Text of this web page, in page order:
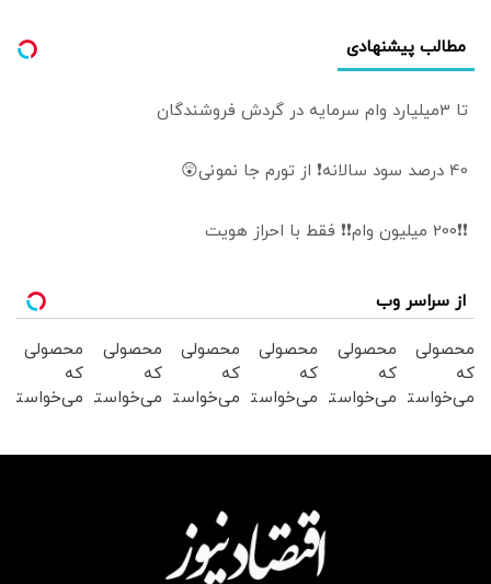
مطالب پیشنهادی
تا 3میلیارد وام سرمایه در گردش فروشندگان
40 درصد سود سالانه❗ از تورم جا نمونی😲
❗❗200 میلیون وام❗❗ فقط با احراز هویت
از سراسر وب
محصولی
که
می‌خواستی
محصولی
که
می‌خواستی
محصولی
که
می‌خواستی
بخر !
محصولی
که
می‌خواستی
بخر !
محصولی
که
می‌خواستی
محصولی
که
می‌خواستی